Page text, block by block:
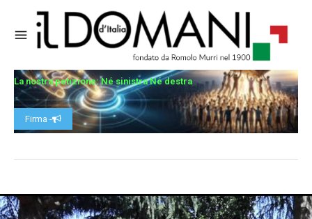
La nostra petizione: Né sinistra Né destra
Firma -